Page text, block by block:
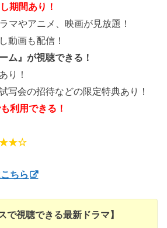
期間あり！
マやアニメ、映画が見放題！
動画も配信！
ム』が視聴できる！
り！
写会の招待などの限定特典あり！
利用できる！
ちら
で視聴できる最新ドラマ】